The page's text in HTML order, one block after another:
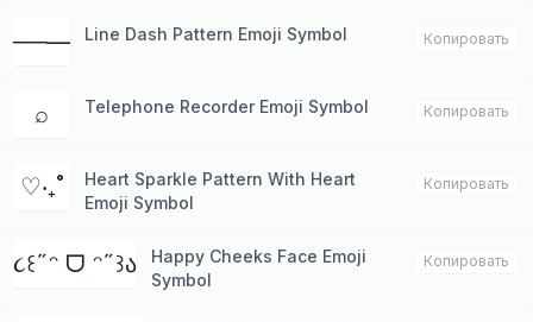
──— Line Dash Pattern Emoji Symbol Копировать
⌕ Telephone Recorder Emoji Symbol Копировать
♡‧₊˚
Heart Sparkle Pattern With Heart
Emoji Symbol
Копировать
૮꒰˶ᵔ ᗜ ᵔ˶꒱ა
Happy Cheeks Face Emoji
Symbol
Копировать